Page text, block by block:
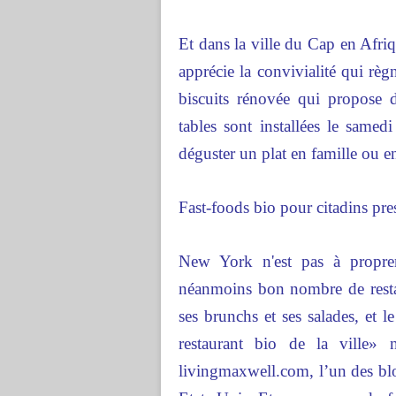
Et dans la ville du Cap en
apprécie la convivialité qui
biscuits rénovée qui propose
tables sont installées le
déguster un plat en famille ou
Fast-foods bio pour citadins
New York n'est pas à
néanmoins bon nombre de
ses brunchs et ses salades,
restaurant bio de la ville»
livingmaxwell.com, l’un des